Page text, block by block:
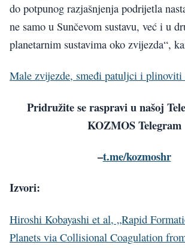
do potpunog razjašnjenja podrijetla
ne samo u Sunčevom sustavu, već i u
planetarnim sustavima oko zvijezda“,
Male zvijezde, smeđi patuljci i
Pridružite se raspravi u našoj
KOZMOS Telegram
–t.me/kozmoshr
Izvori:
Hiroshi Kobayashi et al, „Rapid
Planets via Collisional Coagulation